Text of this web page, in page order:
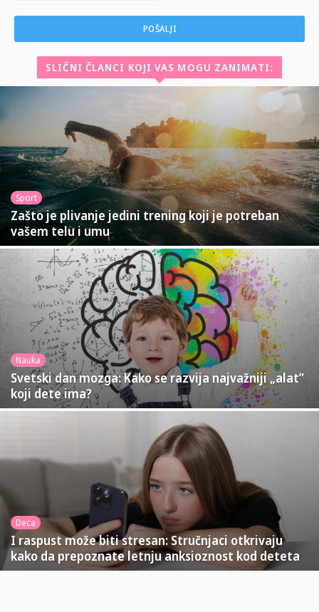
SLIČNI ČLANCI KOJI VAS MOGU ZANIMATI:
Sport
Zašto je plivanje jedini trening koji je potreban
vašem telu i umu
Nauka
Svetski dan mozga: Kako se razvija najvažniji „alat”
koji dete ima?
Deca
I raspust može biti stresan: Stručnjaci otkrivaju
kako da prepoznate letnju anksioznost kod deteta